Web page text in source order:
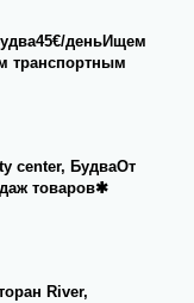
деньИщем
транспортным
center, БудваОт
товаров✱
River,